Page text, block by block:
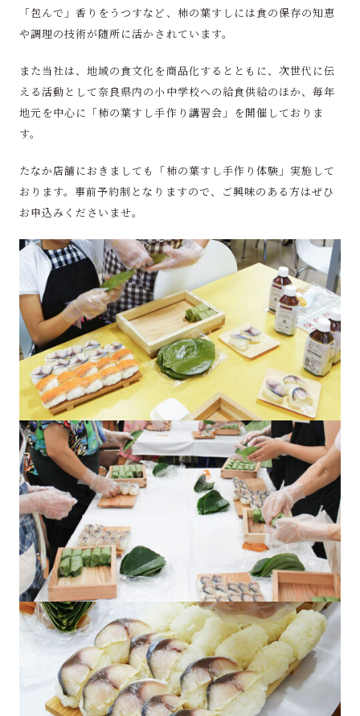
「包んで」香りをうつすなど、柿の葉すしには食の保存の知恵
や調理の技術が随所に活かされています。
また当社は、地域の食文化を商品化するとともに、次世代に伝
える活動として奈良県内の小中学校への給食供給のほか、毎年
地元を中心に「柿の葉すし手作り講習会」を開催しておりま
す。
たなか店舗におきましても「柿の葉すし手作り体験」実施して
おります。事前予約制となりますので、ご興味のある方はぜひ
お申込みくださいませ。